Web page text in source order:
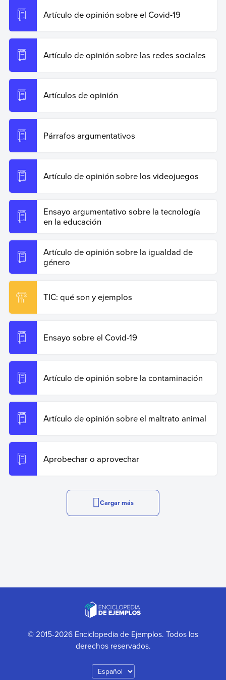
https://www.ejemplos.co/articulo-de-opinion-sobre-las-
clases-virtuales/
Artículo de opinión sobre el Covid-19
Artículo de opinión sobre las redes sociales
Artículos de opinión
Párrafos argumentativos
Artículo de opinión sobre los videojuegos
Ensayo argumentativo sobre la tecnología
en la educación
Artículo de opinión sobre la igualdad de
género
TIC: qué son y ejemplos
Ensayo sobre el Covid-19
Artículo de opinión sobre la contaminación
Artículo de opinión sobre el maltrato animal
Aprobechar o aprovechar
Cargar más
© 2015-2026 Enciclopedia de Ejemplos. Todos los
derechos reservados.